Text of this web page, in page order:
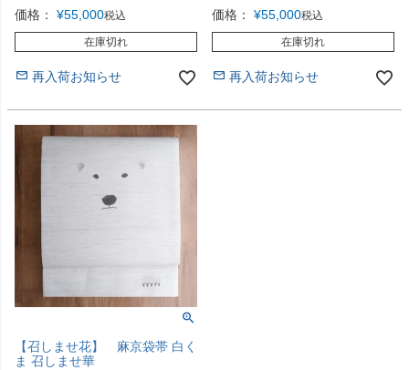
価格：
¥55,000税込
在庫切れ
再入荷お知らせ
価格：
¥55,000税込
在庫切れ
再入荷お知らせ
【召しませ花】 麻京袋帯 白く
ま 召しませ華